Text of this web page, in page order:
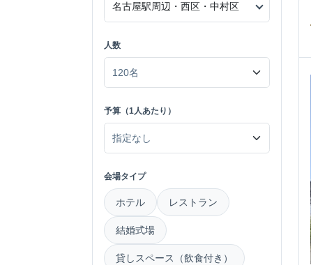
人数
予算（1人あたり）
会場タイプ
ホテル レストラン
結婚式場
貸しスペース（飲食付き）